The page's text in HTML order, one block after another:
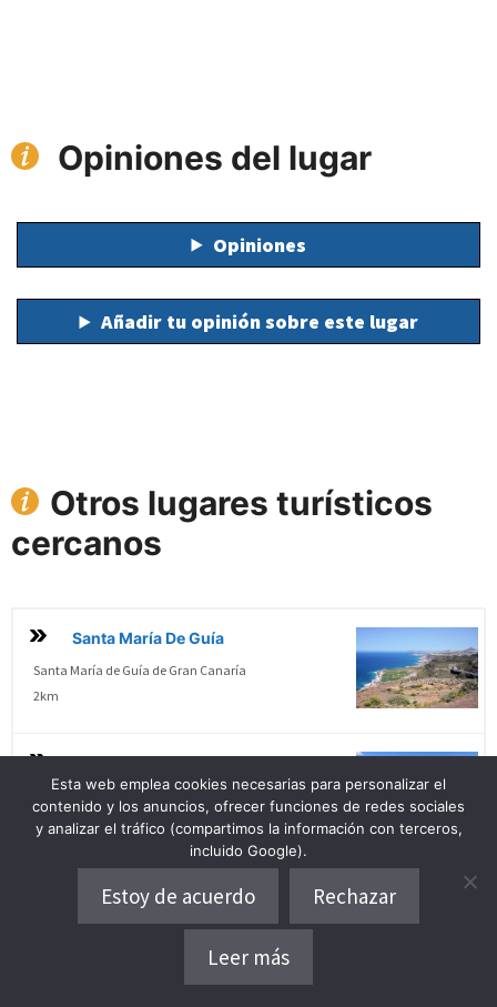
Opiniones del lugar
Opiniones
Añadir tu opinión sobre este lugar
Otros lugares turísticos
cercanos
Santa María De Guía
Santa María de Guía de Gran Canaría
2km
Agaete
Agaete, Canarias
Moya
Esta web emplea cookies necesarias para personalizar el
contenido y los anuncios, ofrecer funciones de redes sociales
y analizar el tráfico (compartimos la información con terceros,
incluido Google).
Estoy de acuerdo Rechazar
Leer más